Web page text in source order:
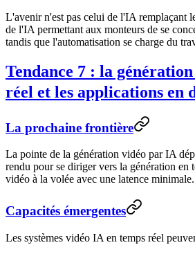
L'avenir n'est pas celui de l'IA remplaçant
de l'IA permettant aux monteurs de se
tandis que l'automatisation se charge du
Tendance 7 : la
réel et les applications en
La prochaine frontière
La pointe de la génération vidéo par IA
rendu pour se diriger vers la génération
vidéo à la volée avec une latence minimale.
Capacités émergentes
Les systèmes vidéo IA en temps réel